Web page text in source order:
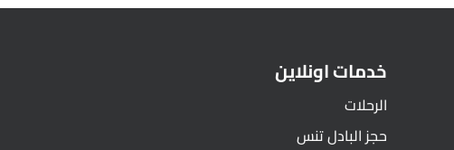
خدمات اونلاين
الرحلات
حجز البادل تنس